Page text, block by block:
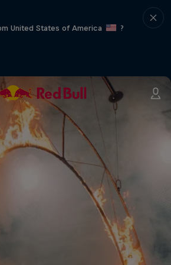
United States of America
?